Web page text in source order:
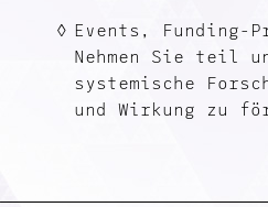
Events, Funding-
Nehmen Sie teil
systemische
und Wirkung zu